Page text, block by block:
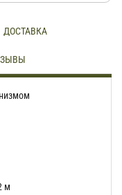
ДОСТАВКА
м